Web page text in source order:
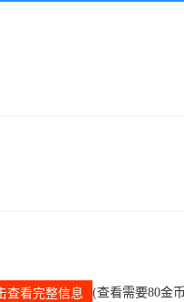
查看完整信息 (查看需要80金